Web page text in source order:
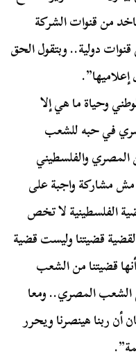
من قنوات الشركة
دولية.. وبتقول الحق
وحياة ما هي إلا
في حبه للشعب
المصري والفلسطيني
مشاركة واجبة على
الفلسطينية لا تخص
قضيتنا وليست قضية
قضيتنا من الشعب
الشعب المصري.. ومعا
أن ربنا هينصرنا ويحرر